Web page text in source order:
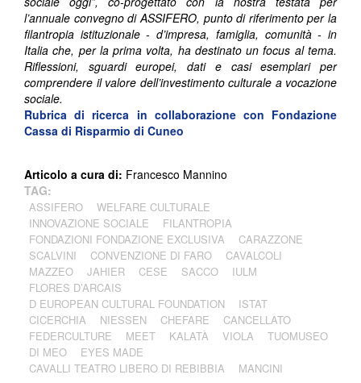
l’annuale convegno di ASSIFERO, punto di riferimento per la
filantropia istituzionale - d’impresa, famiglia, comunità - in
Italia che, per la prima volta, ha destinato un focus al tema.
Riflessioni, sguardi europei, dati e casi esemplari per
comprendere il valore dell’investimento culturale a vocazione
sociale.
Rubrica di ricerca in collaborazione con Fondazione
Cassa di Risparmio di Cuneo
Articolo a cura di: Francesco Mannino
TAG:
ASSIFERO
WELFARE CULTURALE
INNOVAZIONE SOCIALE
FILANTROPIA
FONDAZIONI FONDAZIONE EXCLUSIVA
CARAZZONE
SCALVINI
CONVENZIONE DI FARO
CAVALCOLI
MAZZEO
JAHIER CESE SACCO
IULM
FLORES D’ARCAIS
D EUROPEAN CULTURAL FOUNDATION
ISTAT
CICERCHIA
NIESSEN CHEFARE
CANCELLATO
FEDERCULTURE
MEET KALATÀ VIOLA
TUOMUSEO
DI MEO
EYES MADE
CAVALLI TEATRO LIBERO DI REBIBBIA
MANCINI